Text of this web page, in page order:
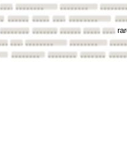
•••••••••••••••• ••••••••
••••••••••••••••••••••••••••••••
•••••••• ••••••••••••••••••••••••
•••••••••••••••• ••••••••
•••••••• •••••••• ••••••••